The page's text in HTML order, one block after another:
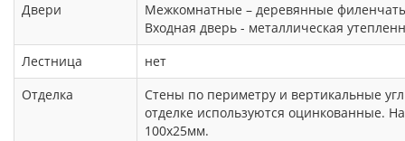
Двери
Межкомнатные – деревянные
Входная дверь - металлическая
Лестница
нет
Отделка
Стены по периметру и вертикальные
отделке используются оцинкованные.
100х25мм.